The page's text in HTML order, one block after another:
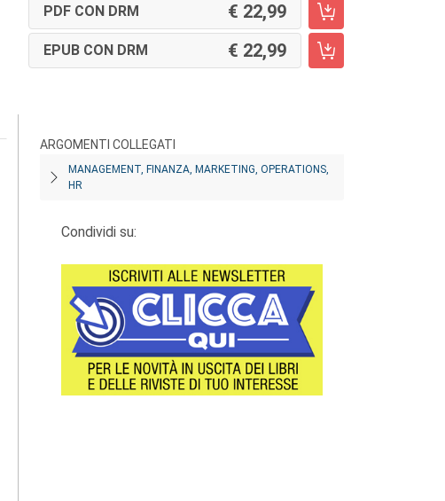
PDF CON DRM 22,99
EPUB CON DRM 22,99
ARGOMENTI COLLEGATI
MANAGEMENT, FINANZA, MARKETING, OPERATIONS,
HR
Condividi su: